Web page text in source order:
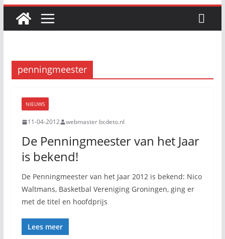
penningmeester
NIEUWS
11-04-2012 webmaster bcdeto.nl
De Penningmeester van het Jaar
is bekend!
De Penningmeester van het Jaar 2012 is bekend: Nico
Waltmans, Basketbal Vereniging Groningen, ging er
met de titel en hoofdprijs
Lees meer